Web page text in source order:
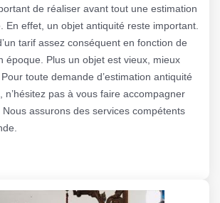
de réaliser avant tout une estimation
En effet, un objet antiquité reste important.
tarif assez conséquent en fonction de
époque. Plus un objet est vieux, mieux
toute demande d’estimation antiquité
n’hésitez pas à vous faire accompagner
assurons des services compétents